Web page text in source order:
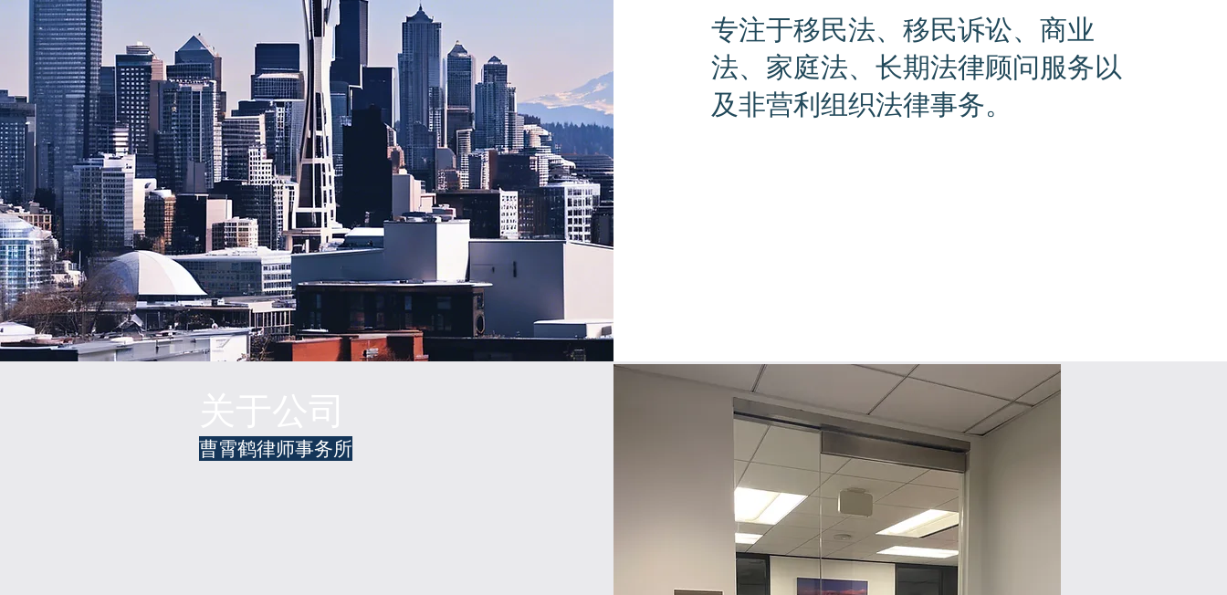
专注于移民法、移民诉讼、商业
法、家庭法、长期法律顾问服务以
及非营利组织法律事务。
曹霄鹤律师事务所